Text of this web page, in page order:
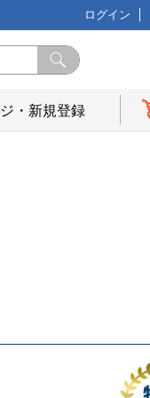
ログイン
・新規登録